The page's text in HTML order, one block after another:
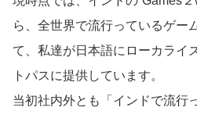
ら、全世界で流行っているゲー
て、私達が日本語にローカライ
トパスに提供しています。
当初社内外とも「インドで流行